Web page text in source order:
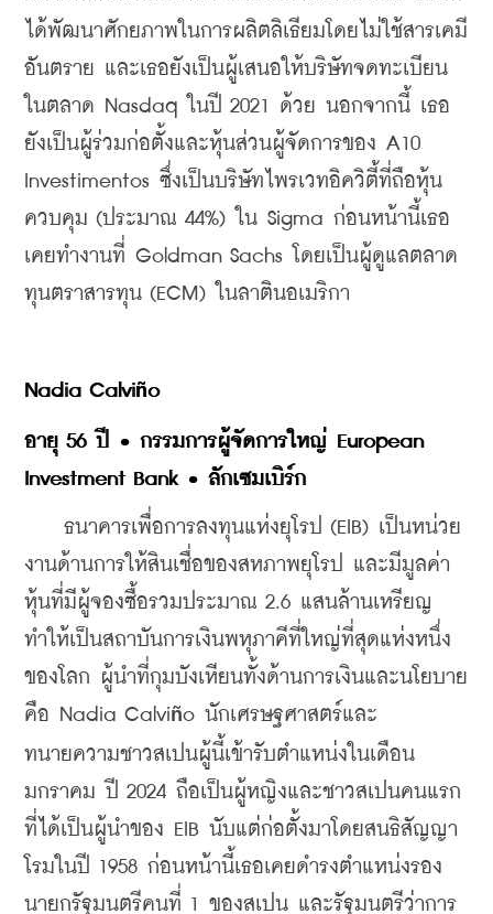
ได้พัฒนาศักยภาพในการผลิตลิเธียมโดยไม่ใช้สารเคมี
อันตราย และเธอยังเป็นผู้เสนอให้บริษัทจดทะเบียน
ในตลาด Nasdaq ในปี 2021 ด้วย นอกจากนี้ เธอ
ยังเป็นผู้ร่วมก่อตั้งและหุ้นส่วนผู้จัดการของ A10
Investimentos ซึ่งเป็นบริษัทไพรเวทอิควิตี้ที่ถือหุ้น
ควบคุม (ประมาณ 44%) ใน Sigma ก่อนหน้านี้เธอ
เคยทำงานที่ Goldman Sachs โดยเป็นผู้ดูแลตลาด
ทุนตราสารทุน (ECM) ในลาตินอเมริกา
Nadia Calvi o
อายุ 56 ปี • กรรมการผู้จัดการใหญ่ European
Investment Bank • ลักเซมเบิร์ก
ธนาคารเพื่อการลงทุนแห่งยุโรป (EIB) เป็นหน่วย
งานด้านการให้สินเชื่อของสหภาพยุโรป และมีมูลค่า
หุ้นที่มีผู้จองซื้อรวมประมาณ 2.6 แสนล้านเหรียญ
ทำให้เป็นสถาบันการเงินพหุภาคีที่ใหญ่ที่สุดแห่งหนึ่ง
ของโลก ผู้นำที่กุมบังเหียนทั้งด้านการเงินและนโยบาย
คือ Nadia Calvi ñ o นักเศรษฐศาสตร์และ
ทนายความชาวสเปนผู้นี้เข้ารับตำแหน่งในเดือน
มกราคม ปี 2024 ถือเป็นผู้หญิงและชาวสเปนคนแรก
ที่ได้เป็นผู้นำของ EIB นับแต่ก่อตั้งมาโดยสนธิสัญญา
โรมในปี 1958 ก่อนหน้านี้เธอเคยดำรงตำแหน่งรอง
นายกรัฐมนตรีคนที่ 1 ของสเปน และรัฐมนตรีว่าการ